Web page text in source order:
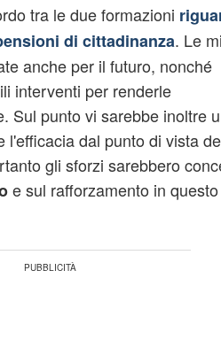
tra le due formazioni
di cittadinanza. Le
anche per il futuro, nonché
interventi per renderle
Sul punto vi sarebbe inoltre
l'efficacia dal punto di vista
gli sforzi sarebbero
e sul rafforzamento in questo